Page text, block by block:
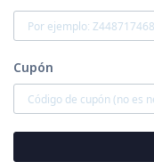
Cupón